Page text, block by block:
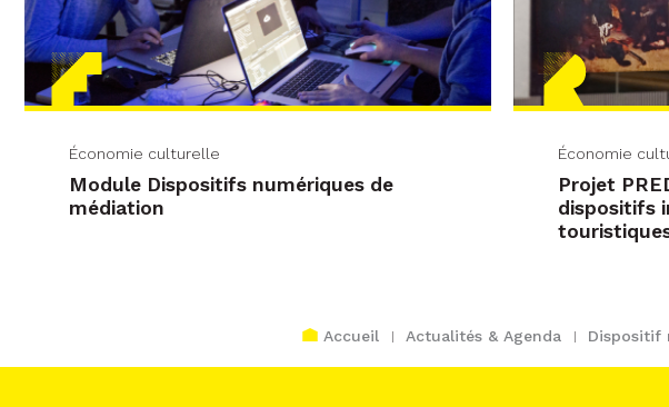
Économie culturelle
Module Dispositifs numériques de
médiation
Économie
Projet
dispositifs
Accueil Actualités & Agenda Dispositif